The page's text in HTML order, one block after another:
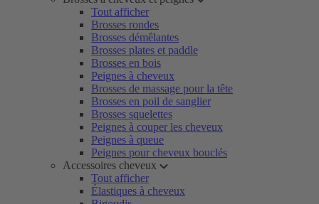
Tout afficher
Brosses rondes
Brosses démêlantes
Brosses plates et paddle
Brosses en bois
Peignes à cheveux
Brosses de massage pour la tête
Brosses en poil de sanglier
Brosses squelettes
Peignes à couper les cheveux
Peignes à queue
Peignes pour cheveux bouclés
Accessoires cheveux
Tout afficher
Élastiques à cheveux